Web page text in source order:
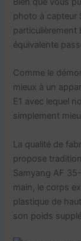
photo à capteur
particulièrement
équivalente
Comme le
mieux à un
E1 avec lequel
simplement
La qualité de
propose
Samyang AF
main, le corps
plastique de
son poids